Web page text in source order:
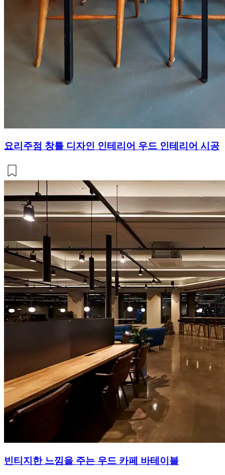
요리주점 창틀 디자인 인테리어 우드 인테리어 시공
빈티지한 느낌을 주는 우드 카페 바테이블